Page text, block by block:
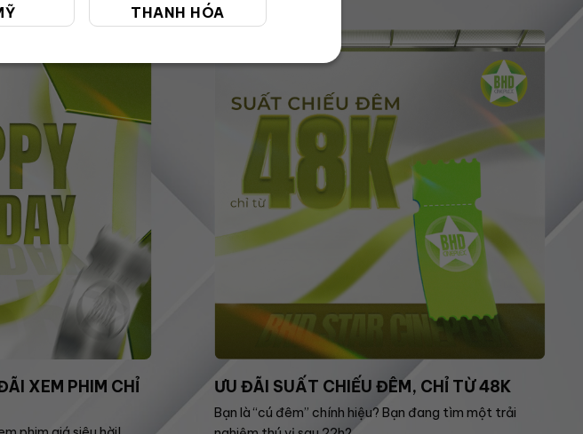
THANH HÓA
XEM PHIM CHỈ
ƯU ĐÃI SUẤT CHIẾU ĐÊM, CHỈ TỪ 48K
Bạn là “cú đêm” chính hiệu? Bạn đang tìm một trải